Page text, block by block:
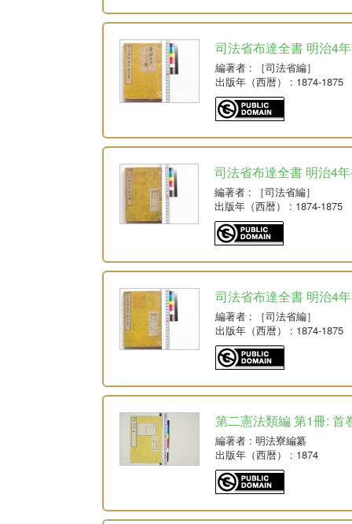
司法省布達全書 明治4
編著者 : ［司法省編］
出版年（西暦）
: 1874-1875
司法省布達全書 明治4
編著者 : ［司法省編］
出版年（西暦）
: 1874-1875
司法省布達全書 明治4
編著者 : ［司法省編］
出版年（西暦）
: 1874-1875
第二憲法類編 第1冊: 首
編著者 : 明法寮編纂
出版年（西暦）
: 1874